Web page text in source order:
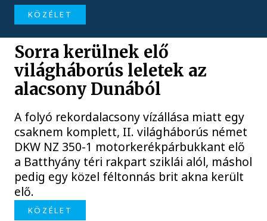
KÖZÉLET
Sorra kerülnek elő
világháborús leletek az
alacsony Dunából
A folyó rekordalacsony vízállása miatt egy
csaknem komplett, II. világháborús német
DKW NZ 350-1 motorkerékpárbukkant elő
a Batthyány téri rakpart sziklái alól, máshol
pedig egy közel féltonnás brit akna került
elő.
KÖZÉLET